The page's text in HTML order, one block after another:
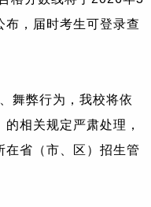
布，届时考生可登录查
舞弊行为，我校将依
相关规定严肃处理，
在省（市、区）招生管